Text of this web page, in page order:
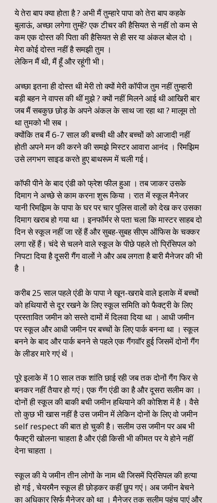
ये तेरा बाप क्या होता है ? अभी मैं तुम्हारे पापा को तेरा बाप कहके
बुलाऊं, अच्छा लगेगा तुम्हें? एक टीचर की हैसियत से नहीं तो कम से
कम एक दोस्त की पिता की हैसियत से ही सर या अंकल बोल दो ।
मेरा कोई दोस्त नहीं है समझी तुम ।
लेकिन मैं थी, मैं हूँ और रहूंगी भी।
अच्छा इतना ही दोस्त थी मेरी तो क्यों मेरी कॉपीज तुम नहीं तुम्हारी
बड़ी बहन ने वापस की थीं मुझे ? क्यों नहीं मिलने आई थी आखिरी बार
जब मैं सबकुछ छोड़ के अपने अंकल के साथ जा रहा था ? मालूम तो
था तुमको भी सब ।
क्योंकि तब मैं 6-7 साल की बच्ची थी और बच्चों को आजादी नहीं
होती अपने मन की करने की समझे मिस्टर आवारा आनंद । रिमझिम
उसे लगभग साइड करते हुए बाथरूम में चली गई।
कॉफी पीने के बाद एंडी को फ्रेश फील हुआ । तब जाकर उसके
दिमाग ने अच्छे से काम करना शुरू किया । रात में स्कूल मैनेजर
यानी रिमझिम के पापा के घर पर चार पुलिस वालों को देख कर उसका
दिमाग खराब हो गया था । इनफॉर्मर से पता चला कि मास्टर साहब दो
दिन से स्कूल नहीं जा रहें हैं और सुबह-सुबह सीएम ऑफिस के चक्कर
लगा रहें हैं। चंदे से चलने वाले स्कूल के पीछे पहले तो प्रिंसिपल को
निपटा दिया है दूसरी गैंग वालों ने और अब लगता है बारी मैनेजर की भी
है ।
करीब 25 साल पहले एंडी के पापा ने खून-खराबे वाले इलाके में बच्चों
को हथियारों से दूर रखने के लिए स्कूल समिति को फैक्ट्री के लिए
प्रस्तावित जमीन को सस्ते दामों में दिलवा दिया था । आधी जमीन
पर स्कूल और आधी जमीन पर बच्चों के लिए पार्क बनना था । स्कूल
बनने के बाद और पार्क बनने से पहले एक गैंगवॉर हुई जिसमें दोनों गैंग
के लीडर मारे गएं थें ।
पूरे इलाके में 10 साल तक शांति छाई रही जब तक दोनों गैंग फिर से
बनकर नहीं तैयार हो गएं। एक गैंग एंडी का है और दूसरा सलीम का ।
दोनों ही स्कूल की बाकी बची जमीन हथियाने की कोशिश में है । वैसे
तो कुछ भी खास नहीं है उस जमीन में लेकिन दोनों के लिए वो जमीन
self respect की बात हो चुकी है। सलीम उस जमीन पर अब भी
फैक्ट्री खोलना चाहता है और एंडी किसी भी कीमत पर ये होने नहीं
देना चाहता ।
स्कूल की ये जमीन तीन लोगों के नाम थी जिसमें प्रिंसिपल की हत्या
हो गई , चेयरमैन स्कूल ही छोड़कर कहीं छुप गएं। अब जमीन बेचने
का अधिकार सिर्फ मैनेजर को था । मैनेजर तक सलीम पहुंच पाएं और